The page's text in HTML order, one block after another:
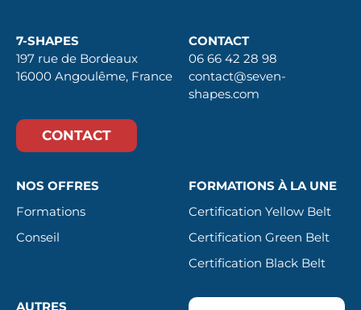
7-SHAPES
197 rue de Bordeaux
16000 Angoulême, France
CONTACT
06 66 42 28 98
contact@seven-
shapes.com
CONTACT
NOS OFFRES
Formations
Conseil
FORMATIONS À LA UNE
Certification Yellow Belt
Certification Green Belt
Certification Black Belt
AUTRES